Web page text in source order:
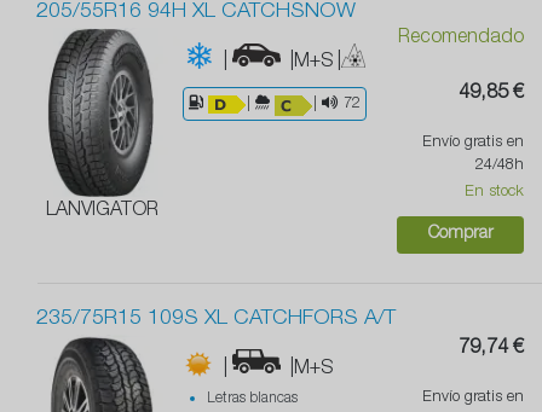
205/55R16 94H XL CATCHSNOW
LANVIGATOR
| |M+S |
72
Recomendado
49,85 €
Envío gratis en
24/48h
En stock
Comprar
235/75R15 109S XL CATCHFORS A/T
| |M+S
Letras blancas
79,74 €
Envío gratis en